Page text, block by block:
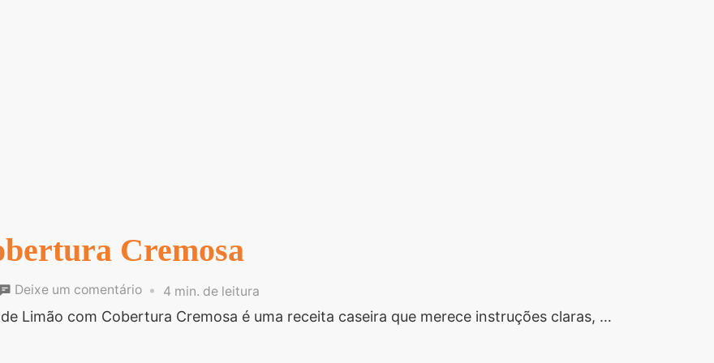
Cremosa
Deixe um comentárioem
Bolo
4 min. de leitura
Limão com Cobertura Cremosa é uma receita caseira que merece instruções claras, …